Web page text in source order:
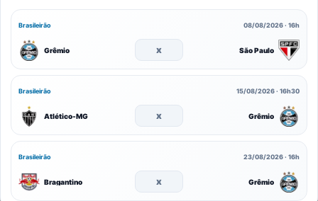
Brasileirão 08/08/2026 · 16h
Grêmio x São Paulo
Brasileirão 15/08/2026 · 16h30
Atlético-MG x Grêmio
Brasileirão 23/08/2026 · 16h
Bragantino x Grêmio